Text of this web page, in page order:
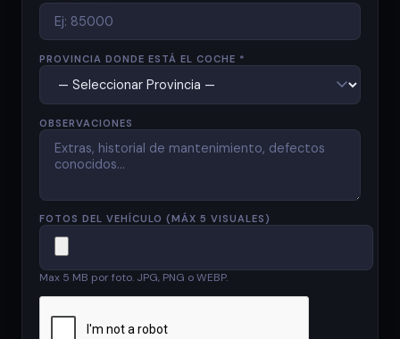
PROVINCIA DONDE ESTÁ EL COCHE *
OBSERVACIONES
FOTOS DEL VEHÍCULO (MÁX 5 VISUALES)
Max 5 MB por foto. JPG, PNG o WEBP.